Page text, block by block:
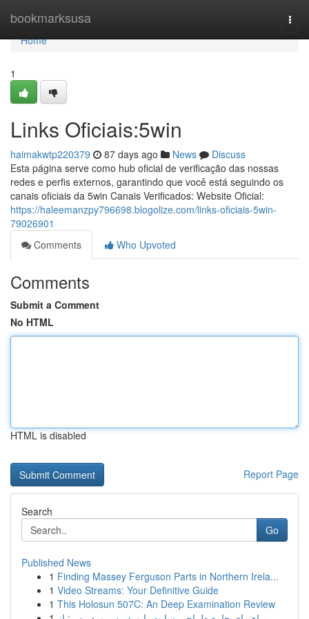
bookmarksusa
Home
Home
1
Links Oficiais:5win
haimakwtp220379 87 days ago News
Discuss
Esta página serve como hub oficial de verificação das nossas
redes e perfis externos, garantindo que você está seguindo os
canais oficiais da 5win Canais Verificados: Website Oficial:
https://haleemanzpy796698.blogolize.com/links-oficiais-5win-
79026901
Comments
Who Upvoted
Comments
Submit a Comment
No HTML
HTML is disabled
Report Page
Search
Go
Published News
1 Finding Massey Ferguson Parts in Northern Irela...
1 Video Streams: Your Definitive Guide
1 This Holosun 507C: An Deep Examination Review